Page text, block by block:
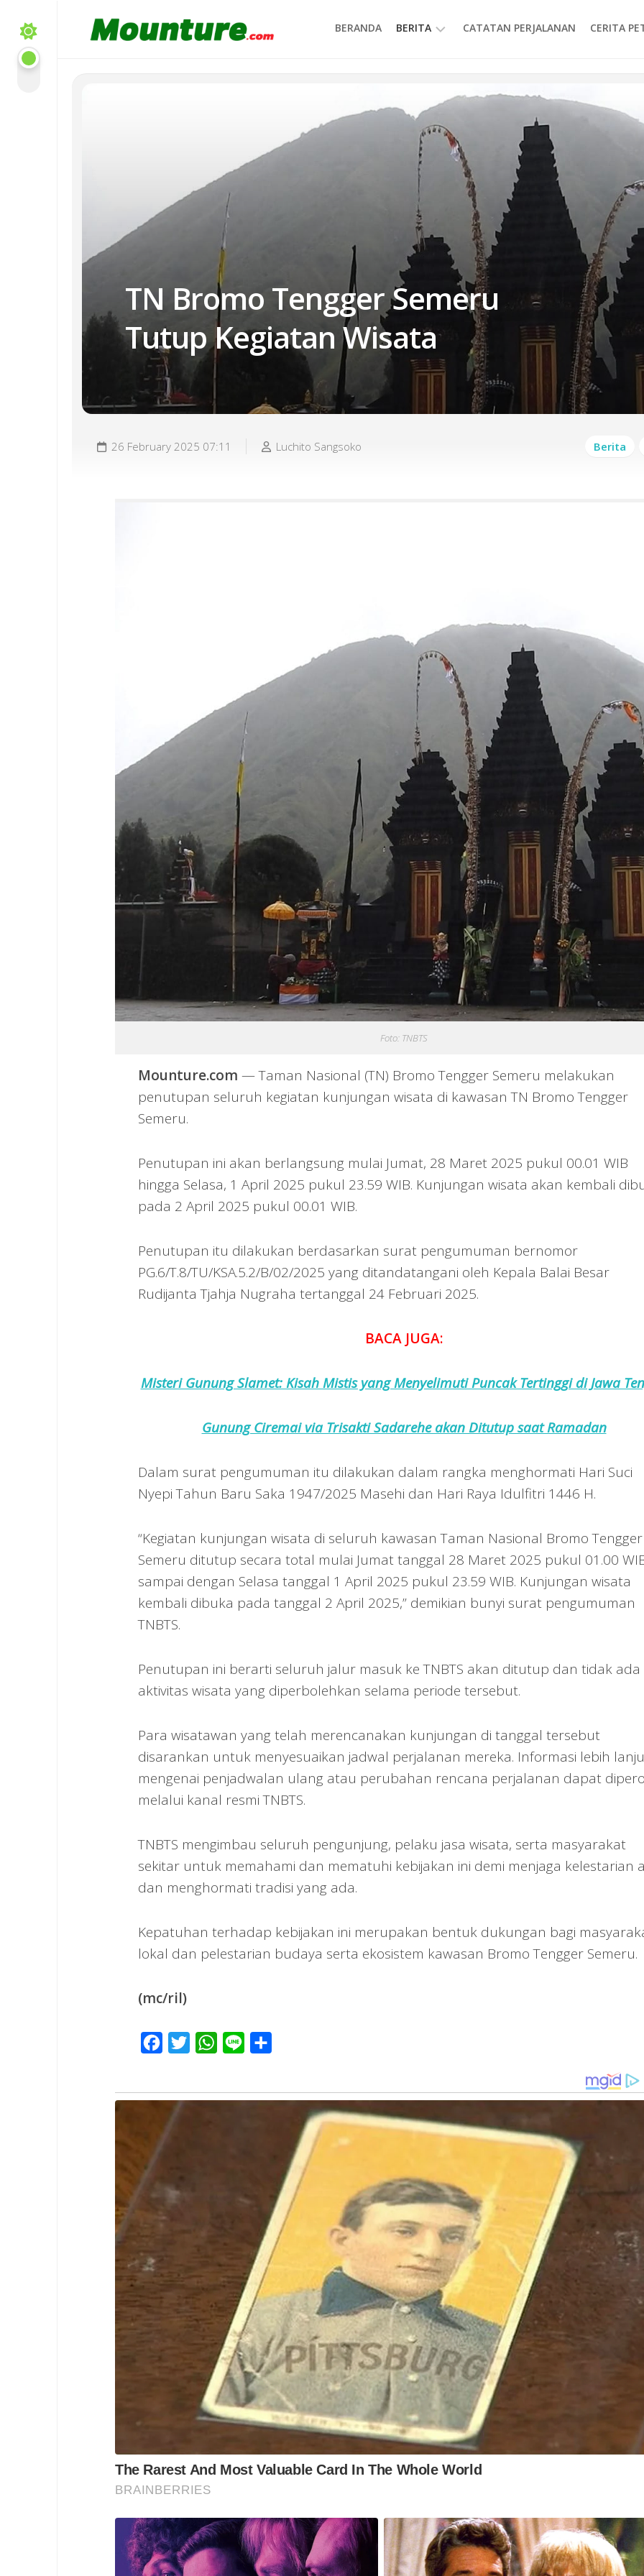
content
BERANDA BERITA CATATAN PERJALANAN CERITA
TN Bromo Tengger Semeru
Tutup Kegiatan Wisata
26 February 2025 07:11 Luchito Sangsoko Berita
Foto: TNBTS
Mounture.com — Taman Nasional (TN) Bromo Tengger Semeru melakukan
penutupan seluruh kegiatan kunjungan wisata di kawasan TN Bromo Tengger
Semeru.
Penutupan ini akan berlangsung mulai Jumat, 28 Maret 2025 pukul 00.01 WIB
hingga Selasa, 1 April 2025 pukul 23.59 WIB. Kunjungan wisata akan kembali
pada 2 April 2025 pukul 00.01 WIB.
Penutupan itu dilakukan berdasarkan surat pengumuman bernomor
PG.6/T.8/TU/KSA.5.2/B/02/2025 yang ditandatangani oleh Kepala Balai Besar
Rudijanta Tjahja Nugraha tertanggal 24 Februari 2025.
BACA JUGA:
Misteri Gunung Slamet: Kisah Mistis yang Menyelimuti Puncak Tertinggi di Jawa
Gunung Ciremai via Trisakti Sadarehe akan Ditutup saat Ramadan
Dalam surat pengumuman itu dilakukan dalam rangka menghormati Hari Suci
Nyepi Tahun Baru Saka 1947/2025 Masehi dan Hari Raya Idulfitri 1446 H.
“Kegiatan kunjungan wisata di seluruh kawasan Taman Nasional Bromo Tengger
Semeru ditutup secara total mulai Jumat tanggal 28 Maret 2025 pukul 01.00
sampai dengan Selasa tanggal 1 April 2025 pukul 23.59 WIB. Kunjungan wisata
kembali dibuka pada tanggal 2 April 2025,” demikian bunyi surat pengumuman
TNBTS.
Penutupan ini berarti seluruh jalur masuk ke TNBTS akan ditutup dan tidak ada
aktivitas wisata yang diperbolehkan selama periode tersebut.
Para wisatawan yang telah merencanakan kunjungan di tanggal tersebut
disarankan untuk menyesuaikan jadwal perjalanan mereka. Informasi lebih
mengenai penjadwalan ulang atau perubahan rencana perjalanan dapat
melalui kanal resmi TNBTS.
TNBTS mengimbau seluruh pengunjung, pelaku jasa wisata, serta masyarakat
sekitar untuk memahami dan mematuhi kebijakan ini demi menjaga kelestarian
dan menghormati tradisi yang ada.
Kepatuhan terhadap kebijakan ini merupakan bentuk dukungan bagi
lokal dan pelestarian budaya serta ekosistem kawasan Bromo Tengger Semeru.
(mc/ril)
Facebook
Twitter WhatsApp
Line